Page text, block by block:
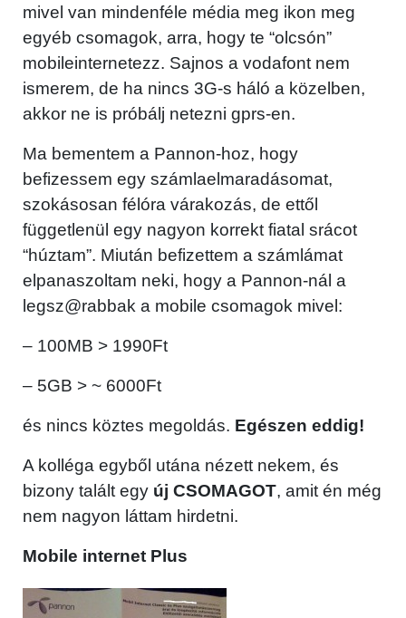
mivel van mindenféle média meg ikon meg
egyéb csomagok, arra, hogy te “olcsón”
mobileinternetezz. Sajnos a vodafont nem
ismerem, de ha nincs 3G-s háló a közelben,
akkor ne is próbálj netezni gprs-en.
Ma bementem a Pannon-hoz, hogy
befizessem egy számlaelmaradásomat,
szokásosan félóra várakozás, de ettől
függetlenül egy nagyon korrekt fiatal srácot
“húztam”. Miután befizettem a számlámat
elpanaszoltam neki, hogy a Pannon-nál a
legsz@rabbak a mobile csomagok mivel:
– 100MB > 1990Ft
– 5GB > ~ 6000Ft
és nincs köztes megoldás. Egészen eddig!
A kolléga egyből utána nézett nekem, és
bizony talált egy új CSOMAGOT, amit én még
nem nagyon láttam hirdetni.
Mobile internet Plus